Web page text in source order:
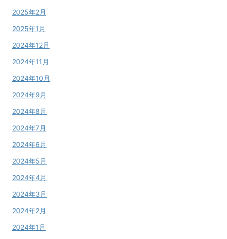
2025年2月
2025年1月
2024年12月
2024年11月
2024年10月
2024年9月
2024年8月
2024年7月
2024年6月
2024年5月
2024年4月
2024年3月
2024年2月
2024年1月